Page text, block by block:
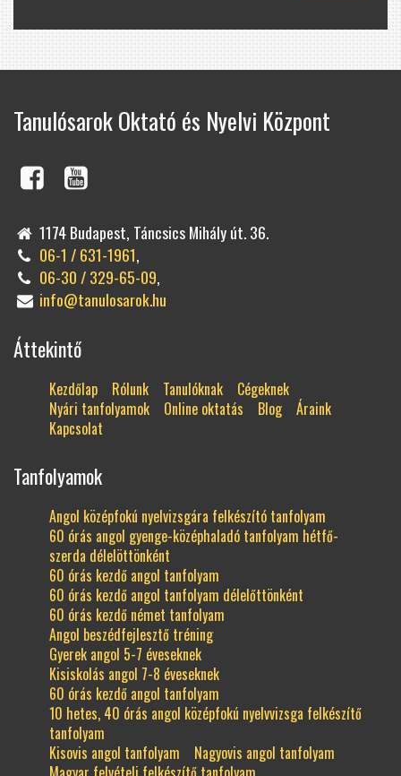
Tanulósarok Oktató és Nyelvi Központ
1174 Budapest, Táncsics Mihály út. 36.
06-1 / 631-1961,
06-30 / 329-65-09,
info@tanulosarok.hu
Áttekintő
Kezdőlap Rólunk Tanulóknak
Cégeknek
Nyári tanfolyamok
Online oktatás Blog
Áraink
Kapcsolat
Tanfolyamok
Angol középfokú nyelvizsgára felkészító tanfolyam
60 órás angol gyenge-középhaladó tanfolyam hétfő-
szerda délelöttönként
60 órás kezdő angol tanfolyam
60 órás kezdő angol tanfolyam délelőttönként
60 órás kezdő német tanfolyam
Angol beszédfejlesztő tréning
Gyerek angol 5-7 éveseknek
Kisiskolás angol 7-8 éveseknek
60 órás kezdő angol tanfolyam
10 hetes, 40 órás angol középfokú nyelvvizsga felkészítő
tanfolyam
Kisovis angol tanfolyam
Nagyovis angol tanfolyam